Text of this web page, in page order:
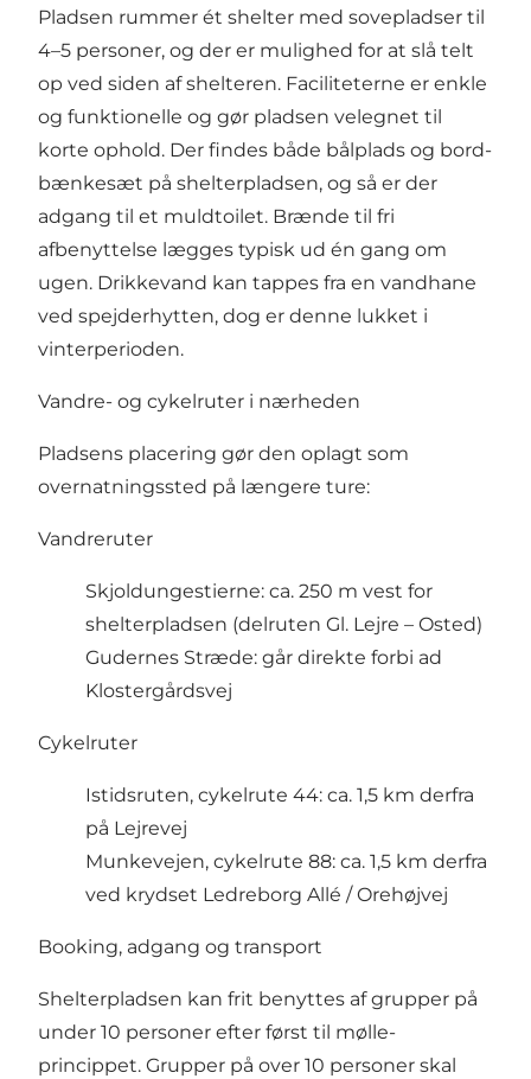
Pladsen rummer ét shelter med sovepladser til
4–5 personer, og der er mulighed for at slå telt
op ved siden af shelteren. Faciliteterne er enkle
og funktionelle og gør pladsen velegnet til
korte ophold. Der findes både bålplads og bord-
bænkesæt på shelterpladsen, og så er der
adgang til et muldtoilet. Brænde til fri
afbenyttelse lægges typisk ud én gang om
ugen. Drikkevand kan tappes fra en vandhane
ved spejderhytten, dog er denne lukket i
vinterperioden.
Vandre- og cykelruter i nærheden
Pladsens placering gør den oplagt som
overnatningssted på længere ture:
Vandreruter
Skjoldungestierne: ca. 250 m vest for
shelterpladsen (delruten Gl. Lejre – Osted)
Gudernes Stræde: går direkte forbi ad
Klostergårdsvej
Cykelruter
Istidsruten, cykelrute 44: ca. 1,5 km derfra
på Lejrevej
Munkevejen, cykelrute 88: ca. 1,5 km derfra
ved krydset Ledreborg Allé / Orehøjvej
Booking, adgang og transport
Shelterpladsen kan frit benyttes af grupper på
under 10 personer efter først til mølle-
princippet. Grupper på over 10 personer skal